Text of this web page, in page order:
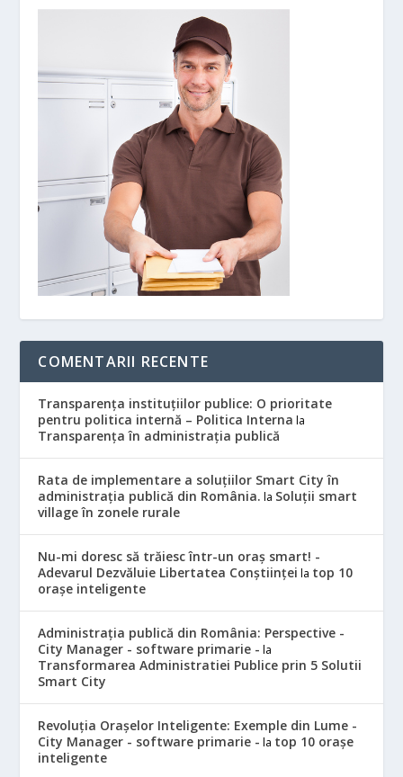
COMENTARII RECENTE
Transparența instituțiilor publice: O prioritate
pentru politica internă – Politica Interna la
Transparența în administrația publică
Rata de implementare a soluțiilor Smart City în
administrația publică din România. la Soluții smart
village în zonele rurale
Nu-mi doresc să trăiesc într-un oraș smart! -
Adevarul Dezvăluie Libertatea Conștiinței la top 10
orașe inteligente
Administrația publică din România: Perspective -
City Manager - software primarie - la
Transformarea Administratiei Publice prin 5 Solutii
Smart City
Revoluția Orașelor Inteligente: Exemple din Lume -
City Manager - software primarie - la top 10 orașe
inteligente